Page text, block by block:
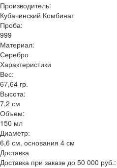
Производитель:
Кубачинский Комбинат
Проба:
999
Материал:
Серебро
Характеристики
Вес:
67,64 гр.
Высота:
7,2 см
Объем:
150 мл
Диаметр:
6,6 см, основания 4 см
Доставка
Доставка при заказе до 50 000 руб.: